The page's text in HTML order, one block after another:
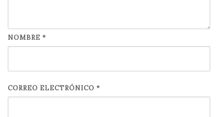
NOMBRE *
CORREO ELECTRÓNICO *